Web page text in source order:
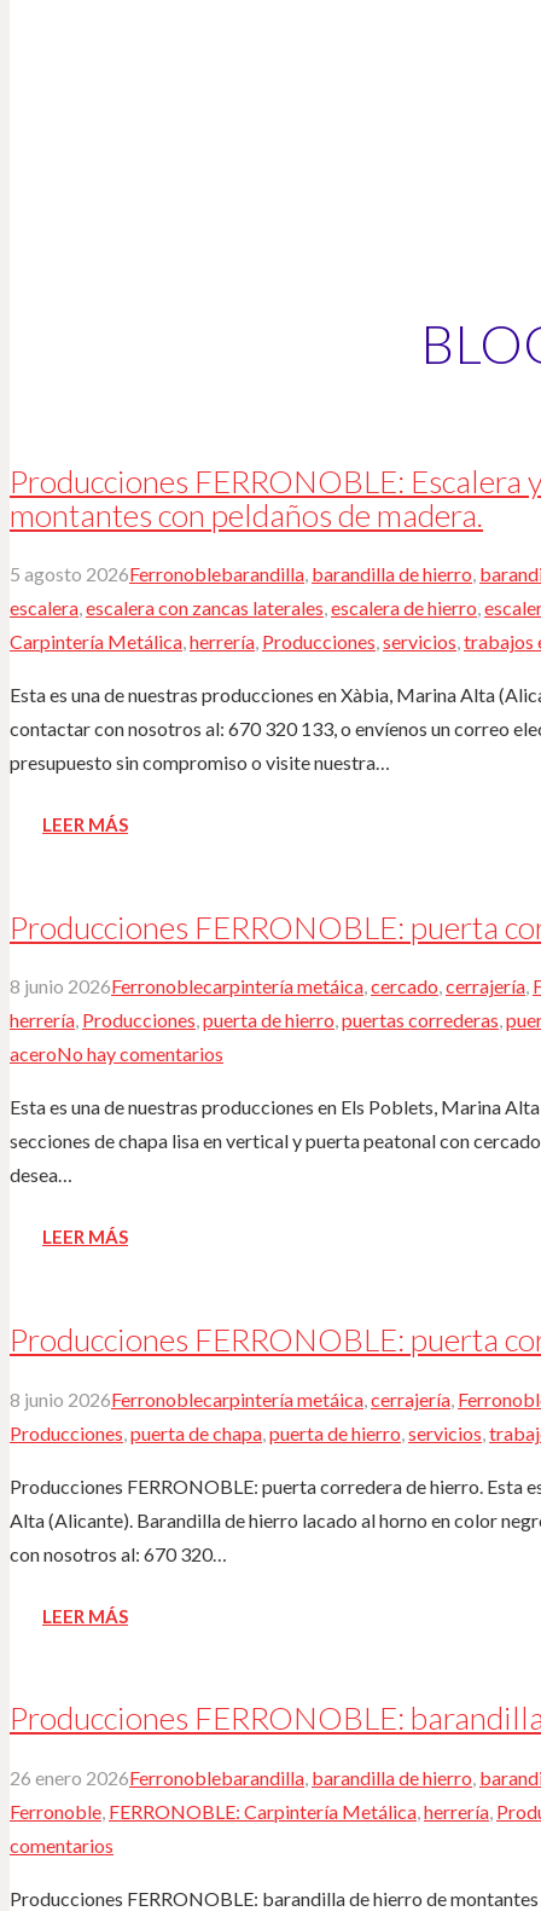
Producciones FERRONOBLE:
montantes con peldaños de madera.
5 agosto 2026Ferronoblebarandilla, barandilla de hierro,
escalera,escalera con zancas laterales,escalera de hierro,
Carpintería Metálica,herrería, Producciones,servicios,trabajos
Esta es una de nuestras producciones en Xàbia, Marina Alta
contactar con nosotros al: 670 320 133, o envíenos un correo
presupuesto sin compromiso o visite nuestra…
LEER MÁS
Producciones FERRONOBLE: puerta
8 junio 2026Ferronoblecarpintería metáica,cercado,cerrajería,
herrería, Producciones,puerta de hierro,puertas correderas,
aceroNo hay comentarios
Esta es una de nuestras producciones en Els Poblets, Marina
secciones de chapa lisa en vertical y puerta peatonal con
desea…
LEER MÁS
Producciones FERRONOBLE: puerta
8 junio 2026Ferronoblecarpintería metáica cerrajería
Producciones puerta de chapa puerta de hierro servicios
Producciones FERRONOBLE: puerta corredera de hierro. Esta
Alta (Alicante). Barandilla de hierro lacado al horno en color
con nosotros al: 670 320…
LEER MÁS
Producciones FERRONOBLE:
26 enero 2026Ferronoblebarandilla barandilla de hierro
Ferronoble FERRONOBLE: Carpintería Metálica herrería
comentarios
Producciones FERRONOBLE: barandilla de hierro de